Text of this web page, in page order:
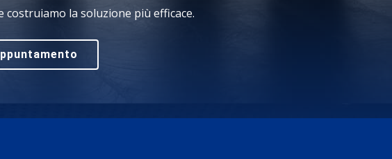
la soluzione più efficace.